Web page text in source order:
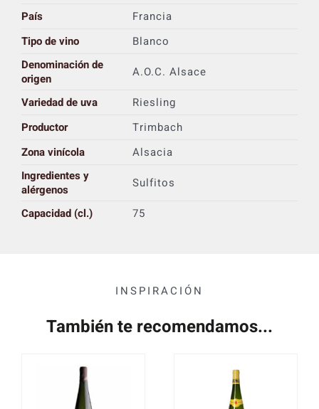
País
Francia
Tipo de vino
Blanco
Denominación de
origen
A.O.C. Alsace
Variedad de uva
Riesling
Productor
Trimbach
Zona vinícola
Alsacia
Ingredientes y
alérgenos
Sulfitos
Capacidad (cl.)
75
INSPIRACIÓN
También te recomendamos...